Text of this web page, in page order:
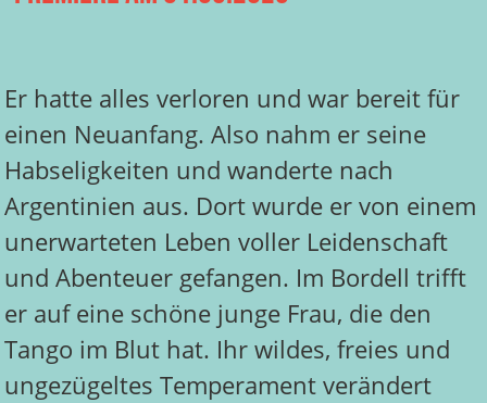
Er hatte alles verloren und war bereit für
einen Neuanfang. Also nahm er seine
Habseligkeiten und wanderte nach
Argentinien aus. Dort wurde er von einem
unerwarteten Leben voller Leidenschaft
und Abenteuer gefangen. Im Bordell trifft
er auf eine schöne junge Frau, die den
Tango im Blut hat. Ihr wildes, freies und
ungezügeltes Temperament verändert